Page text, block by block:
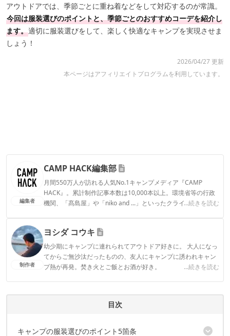
アウトドアでは、季節ごとに重ね着などをして対応するのが常識。
今回は服装選びのポイントと、季節ごとのおすすめコーデを紹介し
ます。適切に服装選びをして、楽しく快適なキャンプを実現させま
しょう！
2026/04/27 更新
本ページはアフィリエイトプログラムを利用しています。
編集者
CAMP HACK編集部
月間550万人が訪れる人気No.1キャンプメディア『CAMP
HACK』。累計制作記事本数は10,000本以上。環境省等の行政
機関、「髙島屋」や「niko and ...」といったクライアントとの
...続きを読む
CAMP HACK編集部のプロフィール
制作者
ヨシダ コウキ
幼少期にキャンプに連れられてアウトドア好きに。 大人になっ
てからご無沙汰だったものの、友人にキャンプに誘われキャン
プ熱が再発。焚き火とご飯とお酒が好き。
...続きを読む
ヨシダ コウキのプロフィール
目次
キャンプの服装選びのポイント5箇条